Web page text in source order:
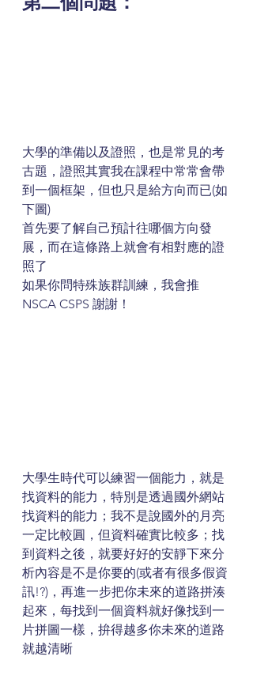
大學的準備以及證照，也是常見的考
古題，證照其實我在課程中常常會帶
到一個框架，但也只是給方向而已(如
下圖)
首先要了解自己預計往哪個方向發
展，而在這條路上就會有相對應的證
照了
如果你問特殊族群訓練，我會推
NSCA CSPS 謝謝！
大學生時代可以練習一個能力，就是
找資料的能力，特別是透過國外網站
找資料的能力；我不是說國外的月亮
一定比較圓，但資料確實比較多；找
到資料之後，就要好好的安靜下來分
析內容是不是你要的(或者有很多假資
訊!?)，再進一步把你未來的道路拼湊
起來，每找到一個資料就好像找到一
片拼圖一樣，拚得越多你未來的道路
就越清晰